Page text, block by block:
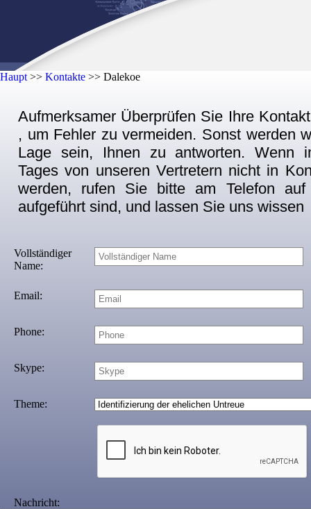
Haupt >> Kontakte >> Dalekoe
Aufmerksamer Überprüfen Sie Ihre
, um Fehler zu vermeiden. Sonst werden
Lage sein, Ihnen zu antworten. Wenn
Tages von unseren Vertretern nicht in
werden, rufen Sie bitte am Telefon
aufgeführt sind, und lassen Sie uns wissen
Vollständiger
Name:
Email:
Phone:
Skype:
Theme:
Nachricht: